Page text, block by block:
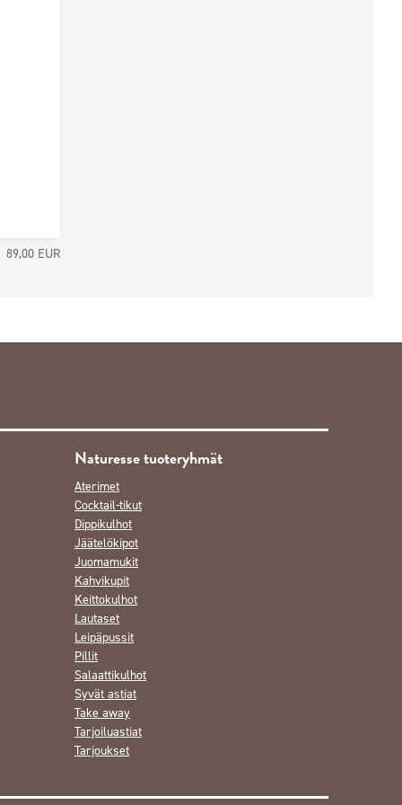
89,00 EUR
Naturesse tuoteryhmät
Aterimet
Cocktail-tikut
Dippikulhot
Jäätelökipot
Juomamukit
Kahvikupit
Keittokulhot
Lautaset
Leipäpussit
Pillit
Salaattikulhot
Syvät astiat
Take away
Tarjoiluastiat
Tarjoukset